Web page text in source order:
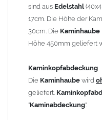
allgemeine Informationen:
Ab einer Kaminlänge
Kaminstützen
Bei der Kombination
angefertigt.
DieKaminhaube
für 4 Stützen = 96,89
145,39 EUR) geliefert
sind aus Edelstahl
17cm. Die Höhe der
30cm. Die Kaminhaube
Höhe 450mm geliefert
Kaminkopfabdeckung
Die Kaminhaube wird
geliefert.
"Kaminabdeckung".